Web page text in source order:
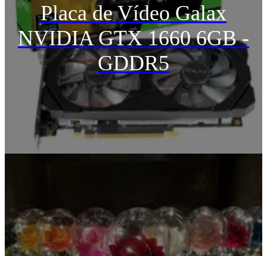
Placa de Vídeo Galax
NVIDIA GTX 1660 6GB -
GDDR5